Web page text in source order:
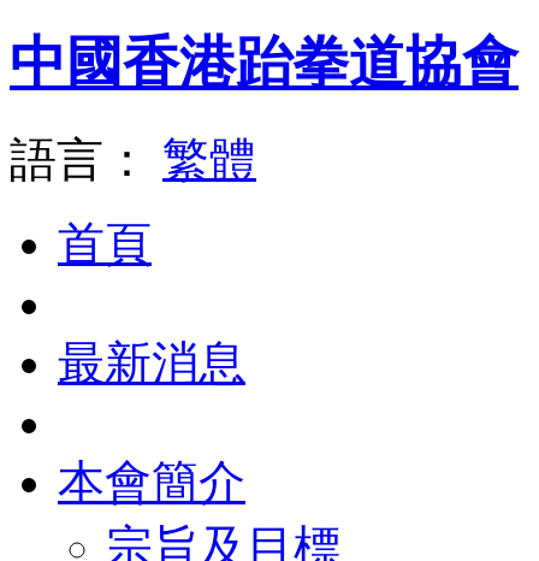
中國香港跆拳道協會
語言： 繁體
首頁
最新消息
本會簡介
宗旨及目標